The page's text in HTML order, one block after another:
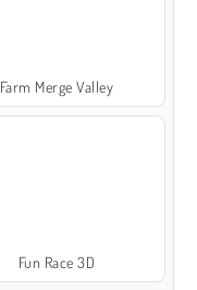
Farm Merge Valley
Fun Race 3D